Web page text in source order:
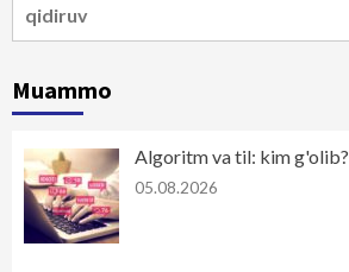
Muammo
Algoritm va til: kim g'olib?
05.08.2026